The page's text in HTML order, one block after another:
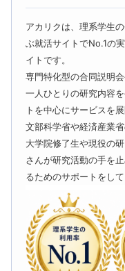
アカリクは、理系学生
ぶ就活サイトでNo.1の
イトです。
専門特化型の合同説明
一人ひとりの研究内容
トを中心にサービスを
文部科学省や経済産業
大学院修了生や現役の
さんが研究活動の手を
るためのサポートをして